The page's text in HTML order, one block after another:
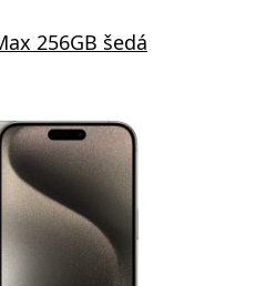
256GB šedá